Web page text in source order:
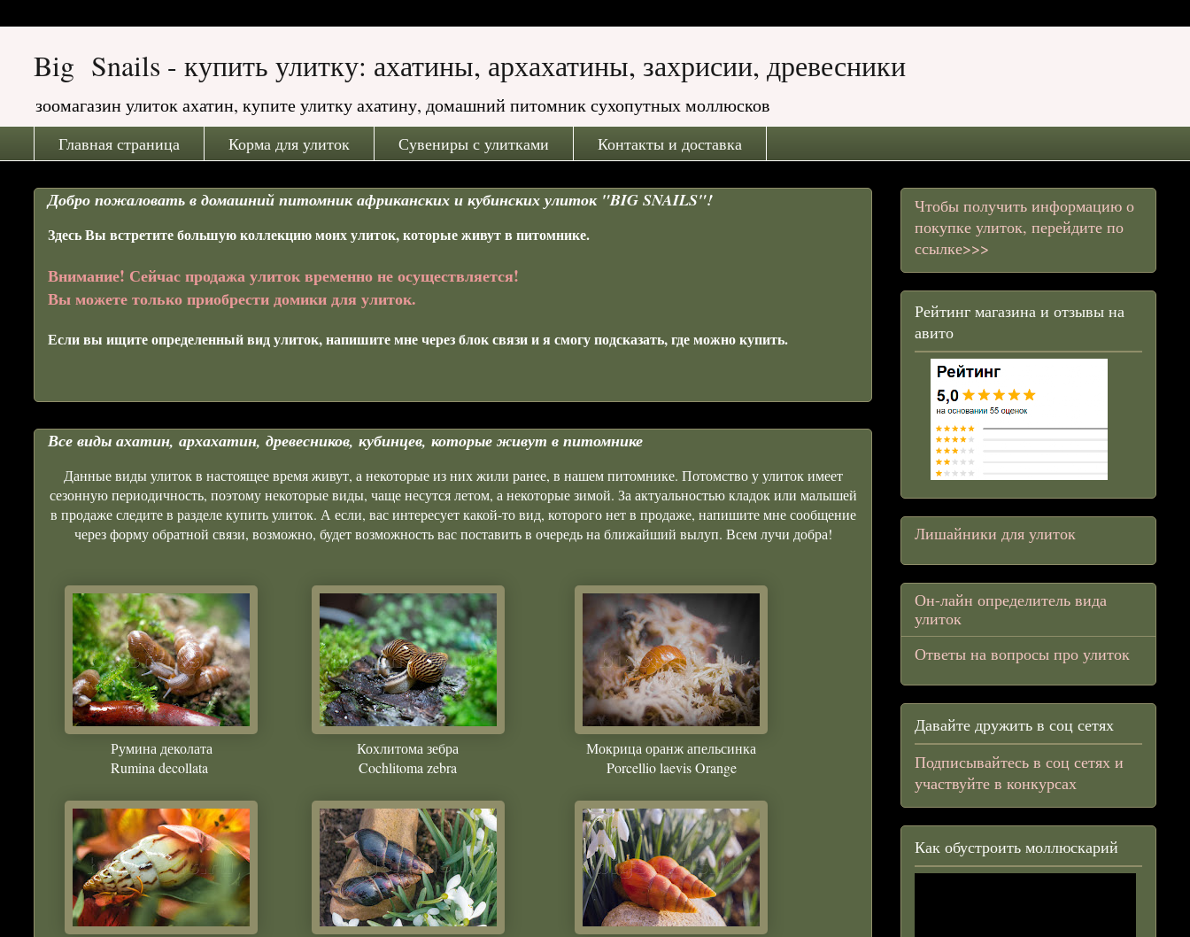
Big Snails - купить улитку: ахатины, архахатины, захрисии, древесники
зоомагазин улиток ахатин, купите улитку ахатину, домашний питомник сухопутных моллюсков
Главная страница Корма для улиток Сувениры с улитками Контакты и доставка
Добро пожаловать в домашний питомник африканских и кубинских улиток "BIG SNAILS"!
Здесь Вы встретите большую коллекцию моих улиток, которые живут в питомнике.
Внимание! Сейчас продажа улиток временно не осуществляется!
Вы можете только приобрести домики для улиток.
Если вы ищите определенный вид улиток, напишите мне через блок связи и я смогу подсказать, где можно купить.
Все виды ахатин, архахатин, древесников, кубинцев, которые живут в питомнике
Данные виды улиток в настоящее время живут, а некоторые из них жили ранее, в нашем питомнике. Потомство у улиток имеет
сезонную периодичность, поэтому некоторые виды, чаще несутся летом, а некоторые зимой. За актуальностью кладок или малышей
в продаже следите в разделе купить улиток. А если, вас интересует какой-то вид, которого нет в продаже, напишите мне сообщение
через форму обратной связи, возможно, будет возможность вас поставить в очередь на ближайший вылуп. Всем лучи добра!
Румина деколата
Rumina decollata
Кохлитома зебра
Cochlitoma zebra
Мокрица оранж апельсинка
Porcellio laevis Orange
Чтобы получить информацию о
покупке улиток, перейдите по
ссылке>>>
Рейтинг магазина и отзывы на
авито
Лишайники для улиток
Он-лайн определитель вида
улиток
Ответы на вопросы про улиток
Давайте дружить в соц сетях
Подписывайтесь в соц сетях и
участвуйте в конкурсах
Как обустроить моллюскарий